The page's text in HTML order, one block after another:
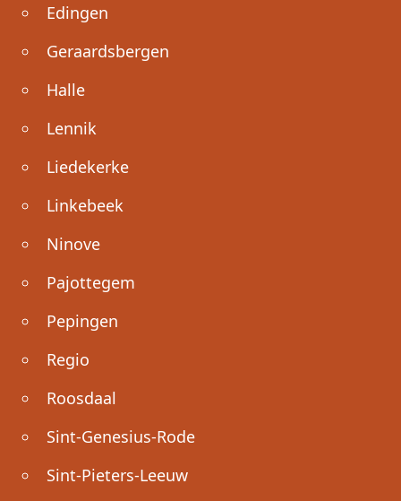
Edingen
Geraardsbergen
Halle
Lennik
Liedekerke
Linkebeek
Ninove
Pajottegem
Pepingen
Regio
Roosdaal
Sint-Genesius-Rode
Sint-Pieters-Leeuw